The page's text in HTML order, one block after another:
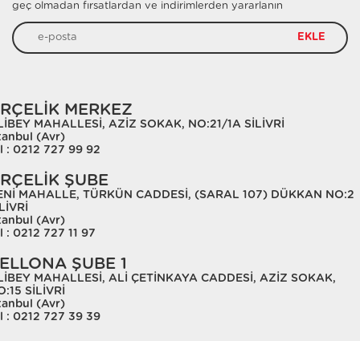
geç olmadan fırsatlardan ve indirimlerden yararlanın
EKLE
MERKEZ
MAHALLESİ, AZİZ SOKAK, NO:21/1A SİLİVRİ
(Avr)
: 0212 727 99 92
ŞUBE
MAHALLE, TÜRKÜN CADDESİ, (SARAL 107) DÜKKAN NO:2
(Avr)
: 0212 727 11 97
ŞUBE 1
MAHALLESİ, ALİ ÇETİNKAYA CADDESİ, AZİZ SOKAK,
SİLİVRİ
(Avr)
: 0212 727 39 39